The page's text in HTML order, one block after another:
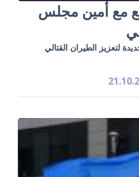
مع أمين مجلس
لتعزيز الطيران القتالي